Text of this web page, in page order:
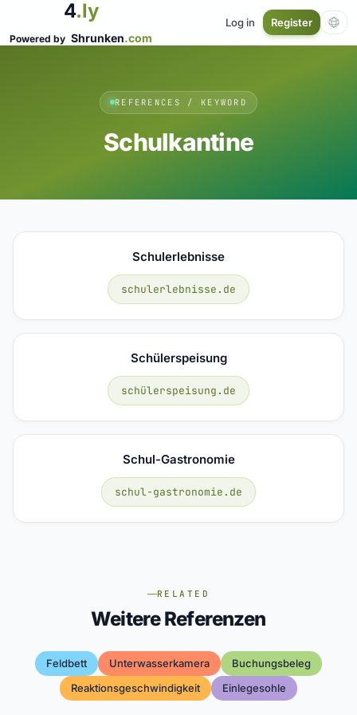
4.ly
Powered by Shrunken.com
Log in Register
REFERENCES / KEYWORD
Schulkantine
Schulerlebnisse
schulerlebnisse.de
Schülerspeisung
schülerspeisung.de
Schul-Gastronomie
schul-gastronomie.de
RELATED
Weitere Referenzen
Feldbett Unterwasserkamera
Buchungsbeleg
Reaktionsgeschwindigkeit
Einlegesohle